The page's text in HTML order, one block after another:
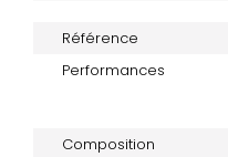
Référence
Performances
Composition